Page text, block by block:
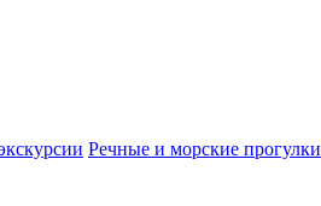
Речные и морские прогулки